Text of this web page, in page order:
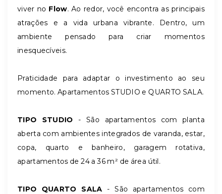
viver no Flow. Ao redor, você encontra as principais
atrações e a vida urbana vibrante. Dentro, um
ambiente pensado para criar momentos
inesquecíveis.
Praticidade para adaptar o investimento ao seu
momento. Apartamentos STUDIO e QUARTO SALA.
TIPO STUDIO - São apartamentos com planta
aberta com ambientes integrados de varanda, estar,
copa, quarto e banheiro, garagem rotativa,
apartamentos de 24 a 36 m² de área útil.
TIPO QUARTO SALA - São apartamentos com